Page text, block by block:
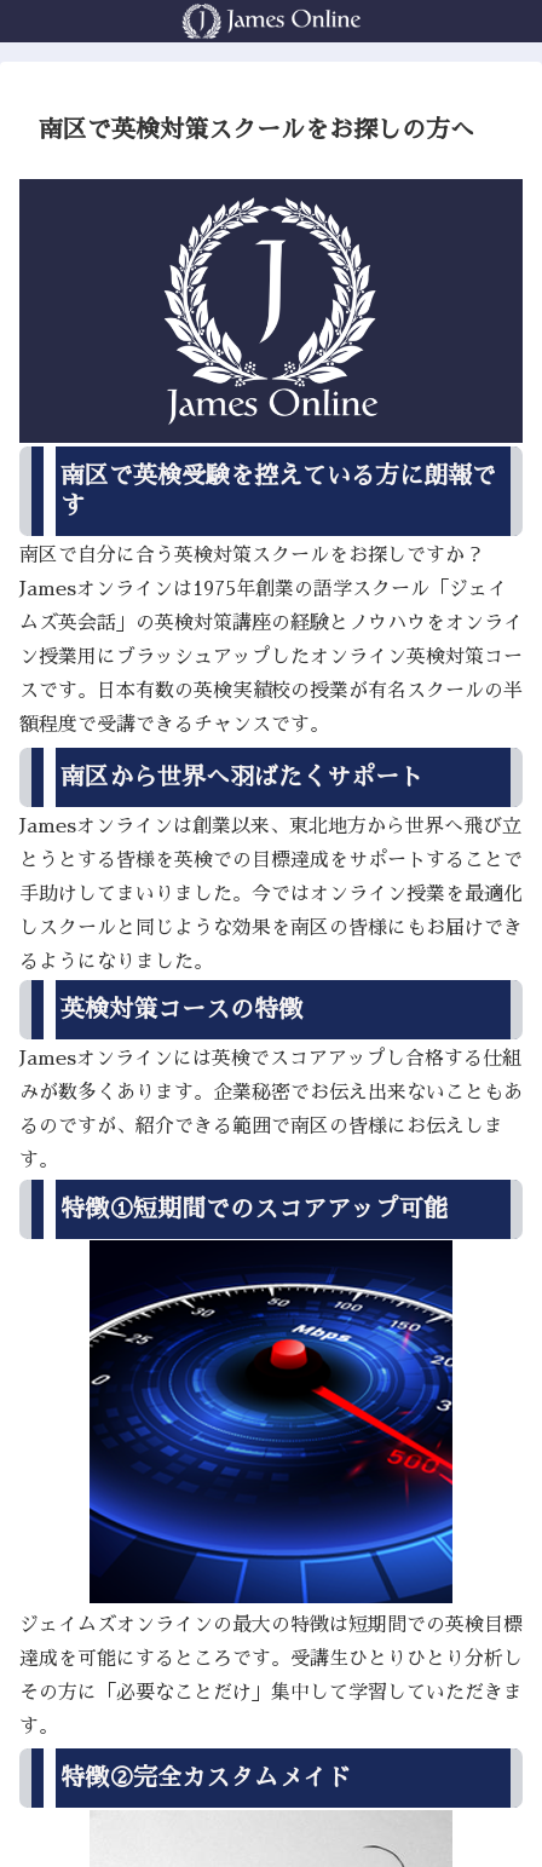
南区で英検対策スクールをお探しの方へ
南区で英検受験を控えている方に朗報で
す
南区で自分に合う英検対策スクールをお探しですか？
Jamesオンラインは1975年創業の語学スクール「ジェイ
ムズ英会話」の英検対策講座の経験とノウハウをオンライ
ン授業用にブラッシュアップしたオンライン英検対策コー
スです。日本有数の英検実績校の授業が有名スクールの半
額程度で受講できるチャンスです。
南区から世界へ羽ばたくサポート
Jamesオンラインは創業以来、東北地方から世界へ飛び立
とうとする皆様を英検での目標達成をサポートすることで
手助けしてまいりました。今ではオンライン授業を最適化
しスクールと同じような効果を南区の皆様にもお届けでき
るようになりました。
英検対策コースの特徴
Jamesオンラインには英検でスコアアップし合格する仕組
みが数多くあります。企業秘密でお伝え出来ないこともあ
るのですが、紹介できる範囲で南区の皆様にお伝えしま
す。
特徴①短期間でのスコアアップ可能
ジェイムズオンラインの最大の特徴は短期間での英検目標
達成を可能にするところです。受講生ひとりひとり分析し
その方に「必要なことだけ」集中して学習していただきま
す。
特徴②完全カスタムメイド